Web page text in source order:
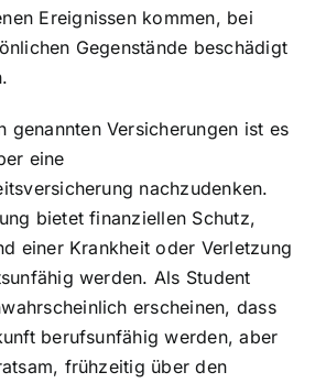
Ereignissen kommen, bei
Gegenstände beschädigt
genannten Versicherungen ist es
eine
nachzudenken.
bietet finanziellen Schutz,
einer Krankheit oder Verletzung
werden. Als Student
erscheinen, dass
berufsunfähig werden, aber
frühzeitig über den